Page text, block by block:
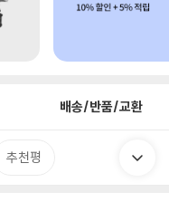
배송/반품/교환
추천평